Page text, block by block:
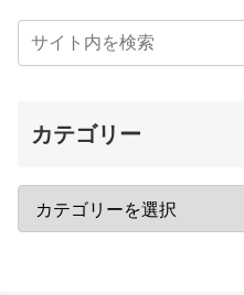
カテゴリー